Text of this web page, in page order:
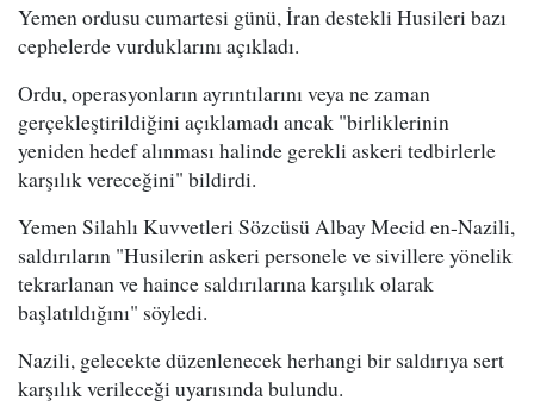
Yemen ordusu cumartesi günü, İran destekli Husileri bazı
cephelerde vurduklarını açıkladı.
Ordu, operasyonların ayrıntılarını veya ne zaman
gerçekleştirildiğini açıklamadı ancak "birliklerinin
yeniden hedef alınması halinde gerekli askeri tedbirlerle
karşılık vereceğini" bildirdi.
Yemen Silahlı Kuvvetleri Sözcüsü Albay Mecid en-Nazili,
saldırıların "Husilerin askeri personele ve sivillere yönelik
tekrarlanan ve haince saldırılarına karşılık olarak
başlatıldığını" söyledi.
Nazili, gelecekte düzenlenecek herhangi bir saldırıya sert
karşılık verileceği uyarısında bulundu.